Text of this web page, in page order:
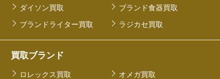
ダイソン買取 ブランド食器買取
ブランドライター買取 ラジカセ買取
買取ブランド
ロレックス買取 オメガ買取